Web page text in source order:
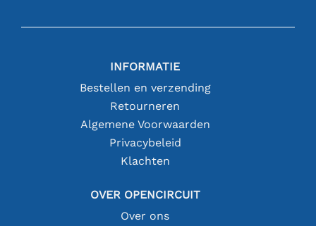
INFORMATIE
Bestellen en verzending
Retourneren
Algemene Voorwaarden
Privacybeleid
Klachten
OVER OPENCIRCUIT
Over ons